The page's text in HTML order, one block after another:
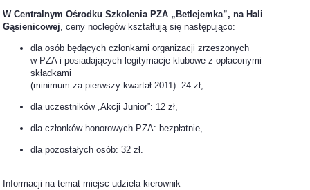
W Centralnym Ośrodku Szkolenia PZA „Betlejemka”, na Hali
Gąsienicowej, ceny noclegów kształtują się następująco:
dla osób będących członkami organizacji zrzeszonych
w PZA i posiadających legitymacje klubowe z opłaconymi
składkami
(minimum za pierwszy kwartał 2011): 24 zł,
dla uczestników „Akcji Junior”: 12 zł,
dla członków honorowych PZA: bezpłatnie,
dla pozostałych osób: 32 zł.
Informacji na temat miejsc udziela kierownik